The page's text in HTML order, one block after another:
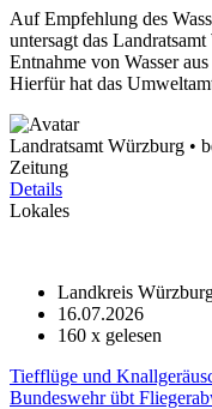
Auf Empfehlung des
untersagt das
Entnahme von Wasser
Hierfür hat das
Landratsamt Würzburg •
Zeitung
Details
Lokales
Landkreis
16.07.2026
160 x gelesen
Tiefflüge und
Bundeswehr übt